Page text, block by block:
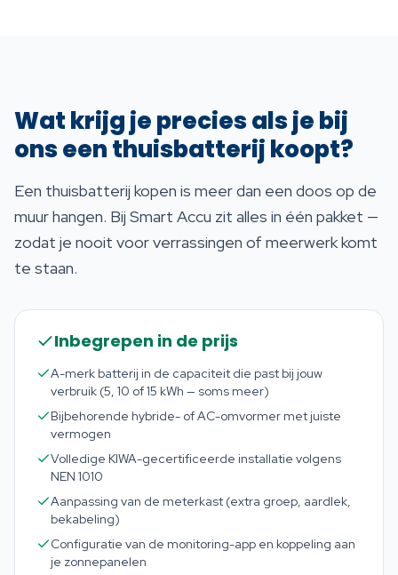
Wat krijg je precies als je bij
ons een thuisbatterij koopt?
Een thuisbatterij kopen is meer dan een doos op de
muur hangen. Bij Smart Accu zit alles in één pakket —
zodat je nooit voor verrassingen of meerwerk komt
te staan.
Inbegrepen in de prijs
A-merk batterij in de capaciteit die past bij jouw
verbruik (5, 10 of 15 kWh — soms meer)
Bijbehorende hybride- of AC-omvormer met juiste
vermogen
Volledige KIWA-gecertificeerde installatie volgens
NEN 1010
Aanpassing van de meterkast (extra groep, aardlek,
bekabeling)
Configuratie van de monitoring-app en koppeling aan
je zonnepanelen